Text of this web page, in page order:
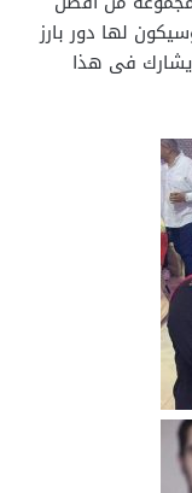
لها دور بارز
فى هذا